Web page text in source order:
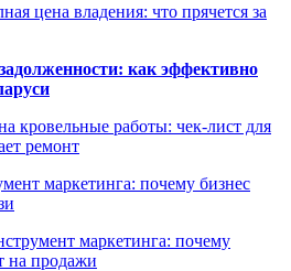
цена владения: что прячется за
как эффективно
кровельные работы: чек-лист для
ремонт
маркетинга: почему бизнес
маркетинга: почему
на продажи